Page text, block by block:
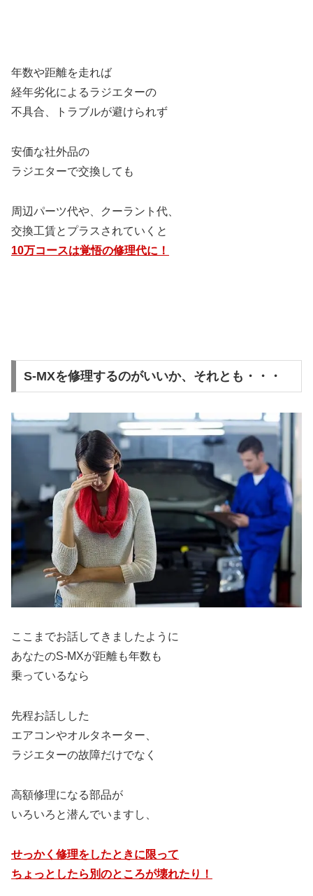
年数や距離を走れば
経年劣化によるラジエターの
不具合、トラブルが避けられず
安価な社外品の
ラジエターで交換しても
周辺パーツ代や、クーラント代、
交換工賃とプラスされていくと
10万コースは覚悟の修理代に！
S-MXを修理するのがいいか、それとも・・・
ここまでお話してきましたように
あなたのS-MXが距離も年数も
乗っているなら
先程お話しした
エアコンやオルタネーター、
ラジエターの故障だけでなく
高額修理になる部品が
いろいろと潜んでいますし、
せっかく修理をしたときに限って
ちょっとしたら別のところが壊れたり！